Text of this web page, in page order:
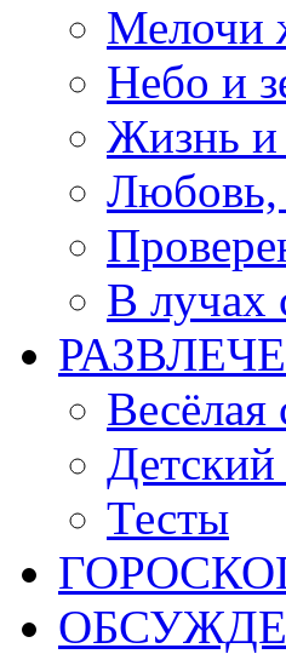
Мелочи
Небо и
Жизнь и
Любовь,
В лучах
Весёлая
Детский
Тесты